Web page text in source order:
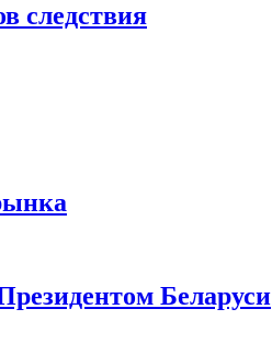
следствия
Беларуси